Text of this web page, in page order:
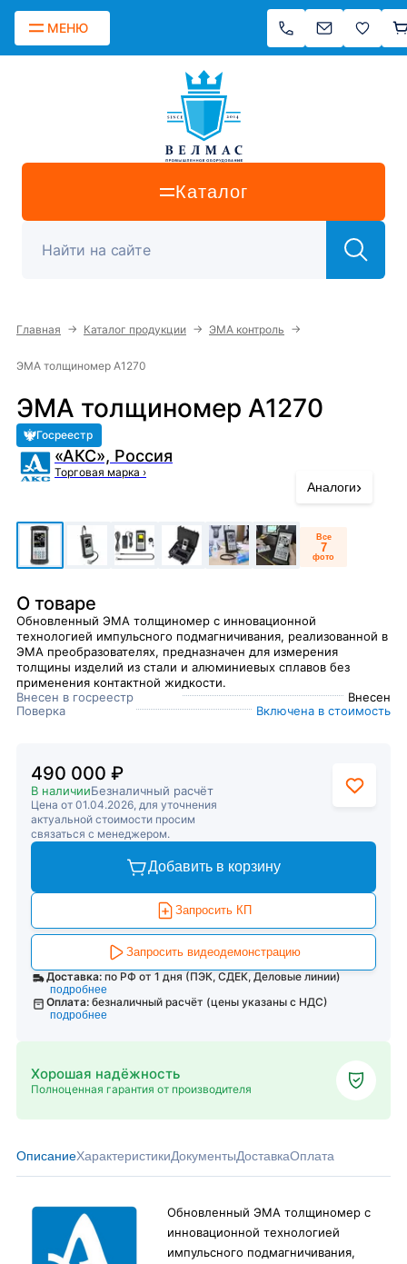
МЕНЮ
Каталог
Главная → Каталог продукции → ЭМА контроль →
ЭМА толщиномер А1270
ЭМА толщиномер А1270
Госреестр
«АКС», Россия
Торговая марка ›
Все
7
фото
Аналоги›
О товаре
Обновленный ЭМА толщиномер с инновационной
технологией импульсного подмагничивания, реализованной в
ЭМА преобразователях, предназначен для измерения
толщины изделий из стали и алюминиевых сплавов без
применения контактной жидкости.
Внесен в госреестр
Внесен
Поверка
Включена в стоимость
490 000 ₽
В наличииБезналичный расчёт
Цена от 01.04.2026, для уточнения
актуальной стоимости просим
связаться с менеджером.
Добавить в корзину
Запросить КП
Запросить видеодемонстрацию
Доставка: по РФ от 1 дня (ПЭК, СДЕК, Деловые линии)
подробнее
Оплата: безналичный расчёт (цены указаны с НДС)
подробнее
Хорошая надёжность
Полноценная гарантия от производителя
ОписаниеХарактеристикиДокументыДоставкаОплата
Обновленный ЭМА толщиномер с
инновационной технологией
импульсного подмагничивания,